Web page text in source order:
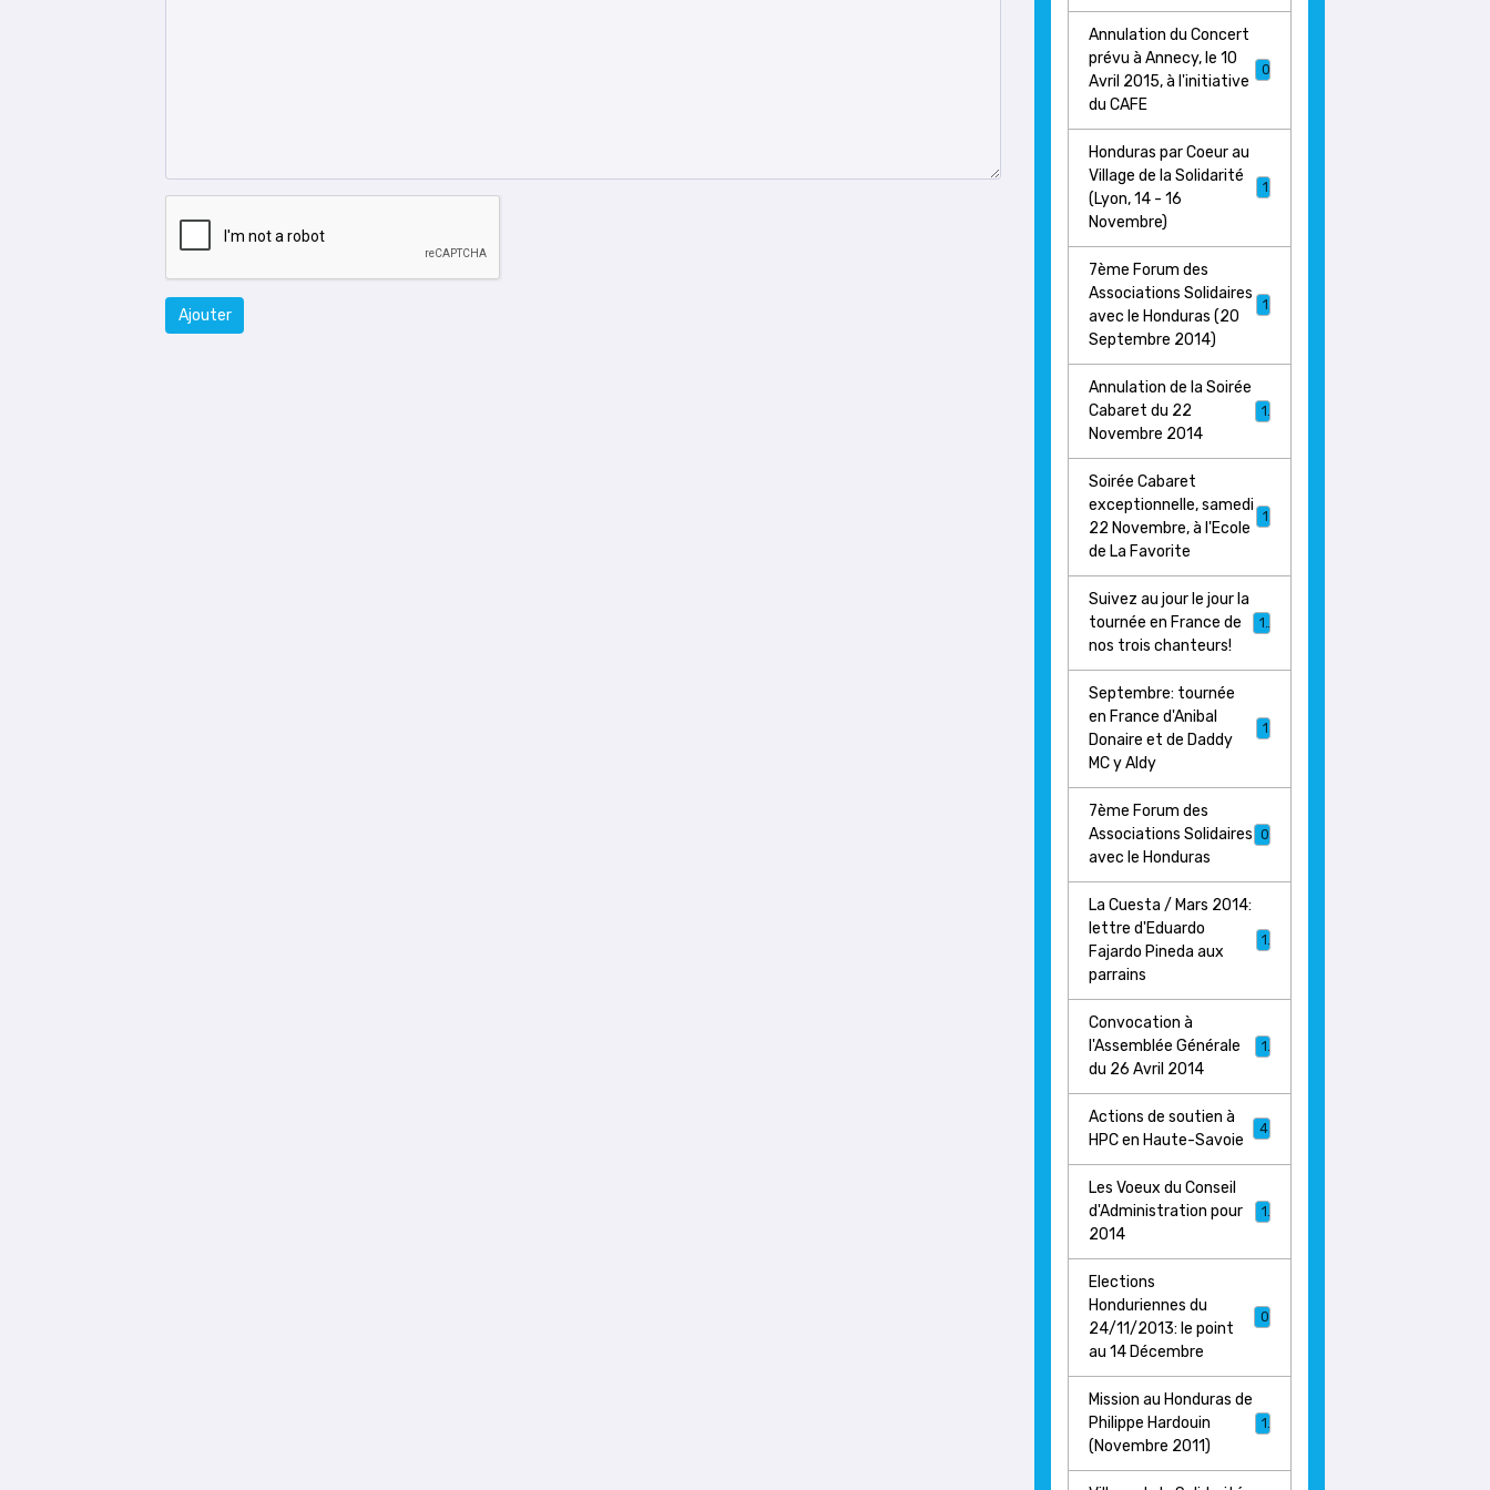
Ajouter
Annulation du Concert
prévu à Annecy, le 10
Avril 2015, à l'initiative
du CAFE
Honduras par Coeur au
Village de la Solidarité
(Lyon, 14 - 16
Novembre)
1
7ème Forum des
Associations Solidaires
avec le Honduras (20
Septembre 2014)
1
Annulation de la Soirée
Cabaret du 22
Novembre 2014
Soirée Cabaret
exceptionnelle, samedi
22 Novembre, à l'Ecole
de La Favorite
1
Suivez au jour le jour la
tournée en France de
nos trois chanteurs!
Septembre: tournée
en France d'Anibal
Donaire et de Daddy
MC y Aldy
1
7ème Forum des
Associations Solidaires
avec le Honduras
La Cuesta / Mars 2014:
lettre d'Eduardo
Fajardo Pineda aux
parrains
1
Convocation à
l'Assemblée Générale
du 26 Avril 2014
Actions de soutien à
HPC en Haute-Savoie
4
Les Voeux du Conseil
d'Administration pour
2014
Elections
Honduriennes du
24/11/2013: le point
au 14 Décembre
Mission au Honduras de
Philippe Hardouin
(Novembre 2011)